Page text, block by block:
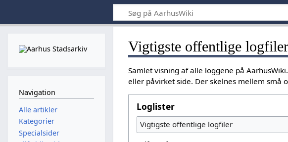
Vigtigste offentlige logfiler
Samlet visning af alle loggene på
eller påvirket side. Der skelnes mellem små
Loglister
Vigtigste offentlige logfiler
Navigation
Alle artikler
Kategorier
Specialsider